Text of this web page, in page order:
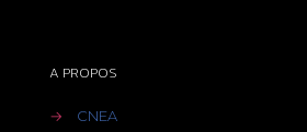
A PROPOS
→
CNEA